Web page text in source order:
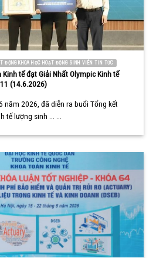
ĐỘNG KHOA HỌC HOẠT ĐỘNG SINH VIÊN TIN TỨC
Kinh tế đạt Giải Nhất Olympic Kinh tế
(14.6.2026)
năm 2026, đã diễn ra buổi Tổng kết
tế lượng sinh ... ...